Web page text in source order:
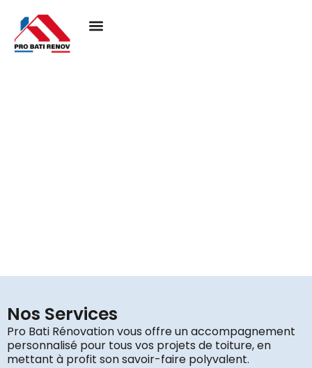
Nos Services
Pro Bati Rénovation vous offre un accompagnement
personnalisé pour tous vos projets de toiture, en
mettant à profit son savoir-faire polyvalent.